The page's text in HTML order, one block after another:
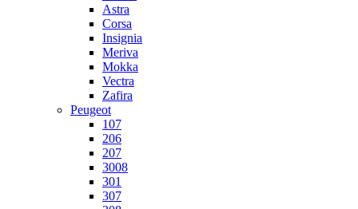
Astra
Corsa
Insignia
Meriva
Mokka
Vectra
Zafira
Peugeot
107
206
207
3008
301
307